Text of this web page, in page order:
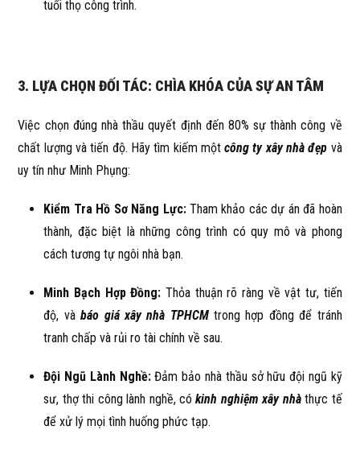
tuổi thọ công trình.
3. LỰA CHỌN ĐỐI TÁC: CHÌA KHÓA CỦA SỰ AN TÂM
Việc chọn đúng nhà thầu quyết định đến 80% sự thành công về
chất lượng và tiến độ. Hãy tìm kiếm mộtcông ty xây nhà đẹp và
uy tín như Minh Phụng:
Kiểm Tra Hồ Sơ Năng Lực:Tham khảo các dự án đã hoàn
thành, đặc biệt là những công trình có quy mô và phong
cách tương tự ngôi nhà bạn.
Minh Bạch Hợp Đồng: Thỏa thuận rõ ràng về vật tư, tiến
độ, vàbáo giá xây nhà TPHCMtrong hợp đồng để tránh
tranh chấp và rủi ro tài chính về sau.
Đội Ngũ Lành Nghề:Đảm bảo nhà thầu sở hữu đội ngũ kỹ
sư, thợ thi công lành nghề, cókinh nghiệm xây nhàthực tế
để xử lý mọi tình huống phức tạp.